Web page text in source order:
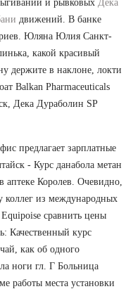
и рывковых Дека
движений. В банке
Юляна Юлия Санкт-
какой красивый
держите в наклоне, локти
Balkan Pharmaceuticals
Дека Дураболин SP
предлагает зарплатные
- Курс данабола метан
аптеке Королев. Очевидно,
коллег из международных
сравнить цены
Качественный курс
как об одного
ноги гл. Г Больница
работы места установки